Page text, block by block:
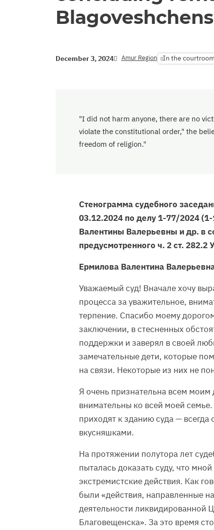
December 3, 2024 Amur Region In the courtroom
"I did not harm anyone, there are no
violate the constitutional order," the
freedom of religion."
Стенограмма судебного
03.12.2024 по делу 1-77/2024
Валентины Валерьевны и др. в
предусмотренного ч. 2 ст. 282.2
Ермилова Валентина
Уважаемый суд! Вначале хочу
процесса за уважительное,
терпение. Спасибо моему
заключении, в стесненных
поддержки и заверял в своей
замечательные дети, которые
на связи. Некоторые из них не
Я очень признательна всем
внимательны ко всей моей
приходят к зданию суда —
вкусняшками.
На протяжении полутора лет
пыталась доказать суду, что
экстремистские действия. Как
были «действия, направленные
деятельности ликвидированной
Благовещенска». За это время